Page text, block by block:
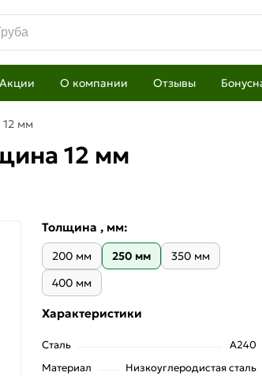
Акции О компании Отзывы
мм
12 мм
Толщина , мм:
200 мм 250 мм
350 мм
400 мм
Характеристики
Сталь
А240
Материал
Низкоуглеродистая сталь